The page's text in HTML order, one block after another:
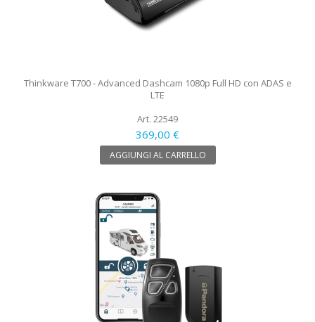
Thinkware T700 - Advanced Dashcam 1080p Full HD con ADAS e
LTE
Art. 22549
369,00 €
AGGIUNGI AL CARRELLO